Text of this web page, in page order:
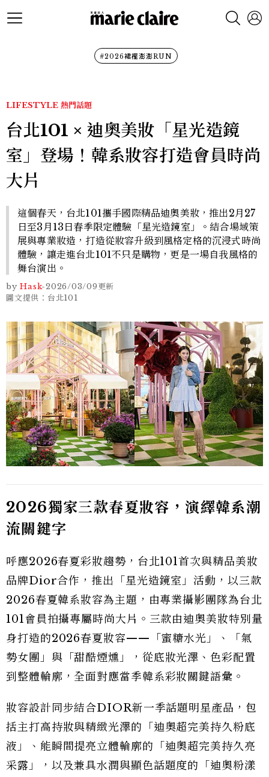
#2026裙襬澎澎RUN
LIFESTYLE 熱門話題
台北101 × 迪奧美妝「星光造鏡
室」登場！韓系妝容打造會員時尚
大片
這個春天，台北101攜手國際精品迪奧美妝，推出2月27
日至3月13日春季限定體驗「星光造鏡室」。結合場域策
展與專業妝造，打造從妝容升級到風格定格的沉浸式時尚
體驗，讓走進台北101不只是購物，更是一場自我風格的
舞台演出。
by Hask-2026/03/09更新
圖文提供：台北101
2026獨家三款春夏妝容，演繹韓系潮
流關鍵字
呼應2026春夏彩妝趨勢，台北101首次與精品美妝
品牌Dior合作，推出「星光造鏡室」活動，以三款
2026春夏韓系妝容為主題，由專業攝影團隊為台北
101會員拍攝專屬時尚大片。三款由迪奧美妝特別量
身打造的2026春夏妝容——「蜜糖水光」、「氣
勢女團」與「甜酷煙燻」，從底妝光澤、色彩配置
到整體輪廓，全面對應當季韓系彩妝關鍵語彙。
妝容設計同步結合DIOR新一季話題明星產品，包
括主打高持妝與精緻光澤的「迪奧超完美持久粉底
液」、能瞬間提亮立體輪廓的「迪奧超完美持久亮
采露」，以及兼具水潤與顯色話題度的「迪奧粉漾